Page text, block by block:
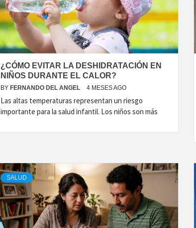
¿CÓMO EVITAR LA DESHIDRATACIÓN EN
NIÑOS DURANTE EL CALOR?
BY FERNANDO DEL ANGEL 4 MESES AGO
Las altas temperaturas representan un riesgo
importante para la salud infantil. Los niños son más
SALUD